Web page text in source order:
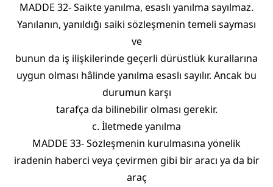
MADDE 32- Saikte yanılma, esaslı yanılma sayılmaz.
Yanılanın, yanıldığı saiki sözleşmenin temeli sayması
ve
bunun da iş ilişkilerinde geçerli dürüstlük kurallarına
uygun olması hâlinde yanılma esaslı sayılır. Ancak bu
durumun karşı
tarafça da bilinebilir olması gerekir.
c. İletmede yanılma
MADDE 33- Sözleşmenin kurulmasına yönelik
iradenin haberci veya çevirmen gibi bir aracı ya da bir
araç